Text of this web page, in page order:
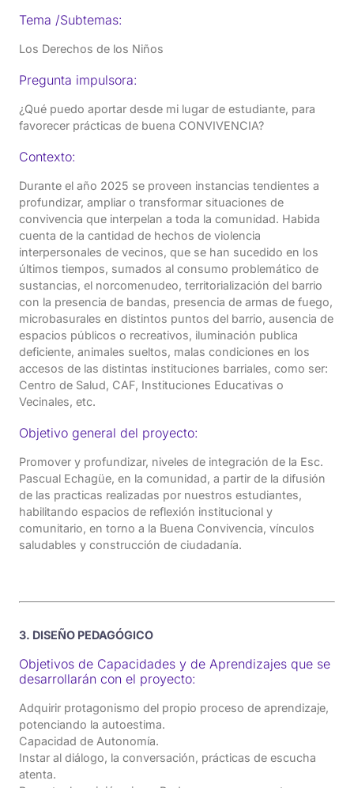
Tema /Subtemas:
Los Derechos de los Niños
Pregunta impulsora:
¿Qué puedo aportar desde mi lugar de estudiante, para
favorecer prácticas de buena CONVIVENCIA?
Contexto:
Durante el año 2025 se proveen instancias tendientes a
profundizar, ampliar o transformar situaciones de
convivencia que interpelan a toda la comunidad. Habida
cuenta de la cantidad de hechos de violencia
interpersonales de vecinos, que se han sucedido en los
últimos tiempos, sumados al consumo problemático de
sustancias, el norcomenudeo, territorialización del barrio
con la presencia de bandas, presencia de armas de fuego,
microbasurales en distintos puntos del barrio, ausencia de
espacios públicos o recreativos, iluminación publica
deficiente, animales sueltos, malas condiciones en los
accesos de las distintas instituciones barriales, como ser:
Centro de Salud, CAF, Instituciones Educativas o
Vecinales, etc.
Objetivo general del proyecto:
Promover y profundizar, niveles de integración de la Esc.
Pascual Echagüe, en la comunidad, a partir de la difusión
de las practicas realizadas por nuestros estudiantes,
habilitando espacios de reflexión institucional y
comunitario, en torno a la Buena Convivencia, vínculos
saludables y construcción de ciudadanía.
3. DISEÑO PEDAGÓGICO
Objetivos de Capacidades y de Aprendizajes que se
desarrollarán con el proyecto:
Adquirir protagonismo del propio proceso de aprendizaje,
potenciando la autoestima.
Capacidad de Autonomía.
Instar al diálogo, la conversación, prácticas de escucha
atenta.